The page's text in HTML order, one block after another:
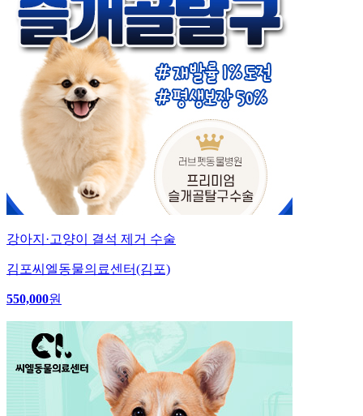
강아지·고양이 결석 제거 수술
김포씨엘동물의료센터(김포)
550,000원